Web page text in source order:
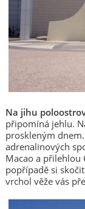
Na jihu
připomíná jehlu.
proskleným
adrenalinových
Macao a přilehlou
popřípadě si
vrchol věže vás